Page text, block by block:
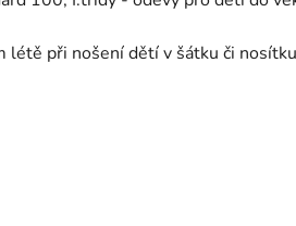
při nošení dětí v šátku či